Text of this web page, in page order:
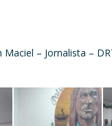
Maciel – Jornalista –